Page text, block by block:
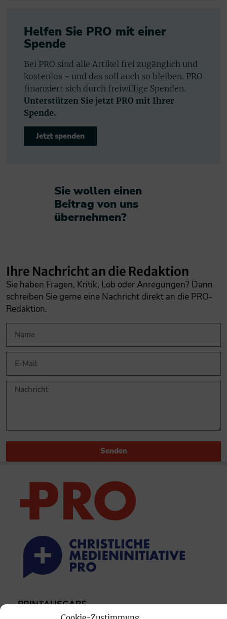
Helfen Sie PRO mit einer
Spende
Bei PRO sind alle Artikel frei zugänglich und
kostenlos - und das soll auch so bleiben. PRO
finanziert sich durch freiwillige Spenden.
Unterstützen Sie jetzt PRO mit Ihrer
Spende.
Jetzt spenden
Sie wollen einen
Beitrag von uns
übernehmen?​
Ihre Nachricht an die Redaktion
Sie haben Fragen, Kritik, Lob oder Anregungen? Dann
schreiben Sie gerne eine Nachricht direkt an die PRO-
Redaktion.
Senden
PRINTAUSGABE